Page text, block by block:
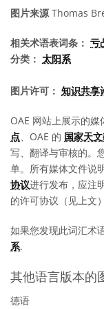
图片来源Thomas
相关术语表词条： 亏
分类： 太阳系
图片许可： 知识共
OAE 网站上展示的媒
点、OAE 的 国家天
写、翻译与审核的。
单。所有媒体文件说
协议进行发布，应注
的许可协议（见上文
如果您发现此词汇术
系.
其他语言版本的
德语